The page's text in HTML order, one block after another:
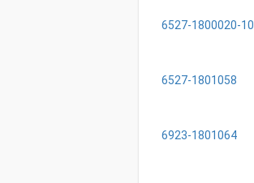
6527-1800020-10
6527-1801058
6923-1801064